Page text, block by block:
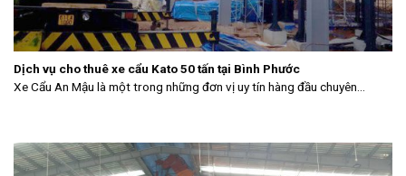
Dịch vụ cho thuê xe cẩu Kato 50 tấn tại Bình Phước
Xe Cẩu An Mậu là một trong những đơn vị uy tín hàng đầu chuyên...